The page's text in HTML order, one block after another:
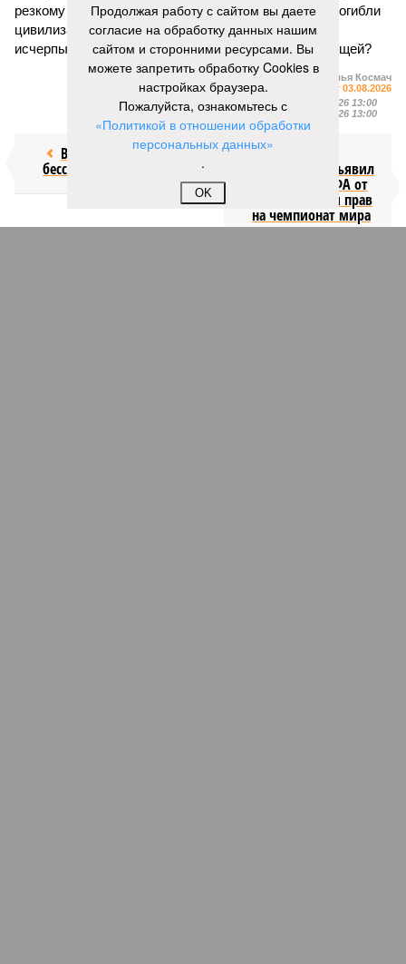
резкому сокращению численности населения. Так погибли
цивилизации шумеров, майя, кхмеров – список не
исчерпывающий. Какая цивилизация будет следующей?
Илья Космач
Газета«Наша версия» №29 от 03.08.2026
Опубликовано:
05.08.2026 13:00
Отредактировано:
05.08.2026 13:00
Возраст
бессмертия
Инфантино
отступил и объявил
об отказе ФИФА от
продажи доли прав
на чемпионат мира
Продолжая работу с сайтом вы даете
согласие на обработку данных нашим
сайтом и сторонними ресурсами. Вы
можете запретить обработку Cookies в
настройках браузера.
Пожалуйста, ознакомьтесь с
«Политикой в отношении обработки
персональных данных»
.
OK